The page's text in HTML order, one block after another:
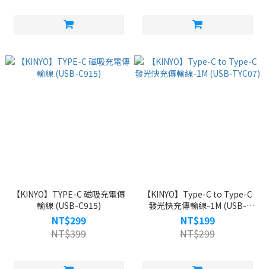
【KINYO】TYPE-C 磁吸充電傳
輸線 (USB-C915)
NT$299
NT$399
【KINYO】Type-C to Type-C
發光快充傳輸線-1M (USB-
TYC07)
NT$199
NT$299